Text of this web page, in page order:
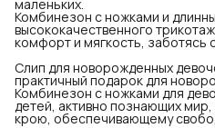
маленьких.
Комбинезон с ножками и
высококачественного
комфорт и мягкость, заботясь
Слип для новорожденных
практичный подарок для
Комбинезон с ножками для
детей, активно познающих
крою, обеспечивающему